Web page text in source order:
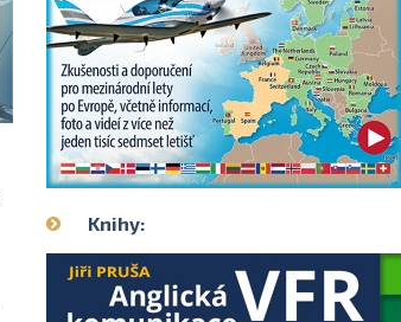
Knihy: